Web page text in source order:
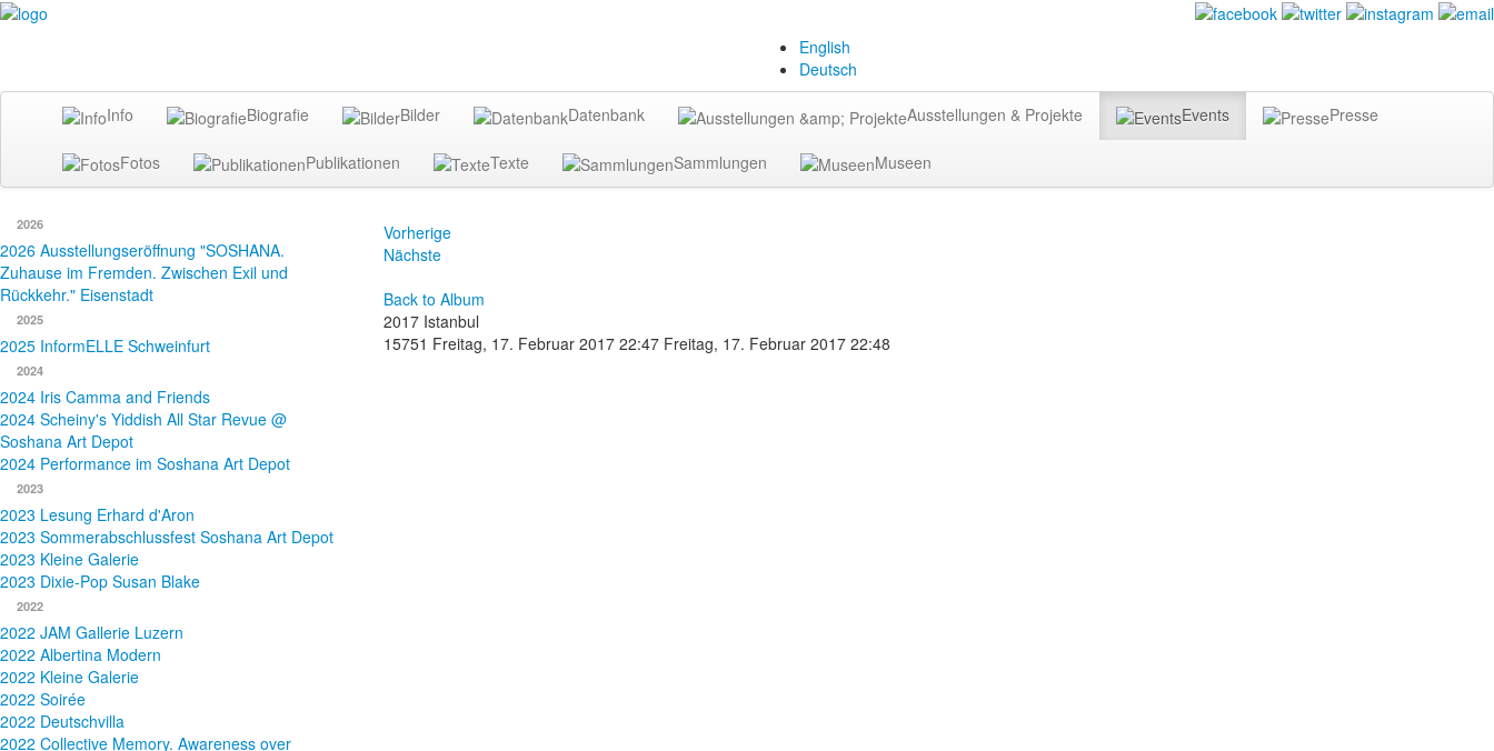
English
Deutsch
Info Biografie Bilder Datenbank Ausstellungen & Projekte Events Presse
Fotos Publikationen Texte Sammlungen Museen
2026
2026 Ausstellungseröffnung "SOSHANA.
Zuhause im Fremden. Zwischen Exil und
Rückkehr." Eisenstadt
2025
2025 InformELLE Schweinfurt
2024
2024 Iris Camma and Friends
2024 Scheiny's Yiddish All Star Revue @
Soshana Art Depot
2024 Performance im Soshana Art Depot
2023
2023 Lesung Erhard d'Aron
2023 Sommerabschlussfest Soshana Art Depot
2023 Kleine Galerie
2023 Dixie-Pop Susan Blake
2022
2022 JAM Gallerie Luzern
2022 Albertina Modern
2022 Kleine Galerie
2022 Soirée
2022 Deutschvilla
2022 Collective Memory. Awareness over
Vorherige
Nächste
Back to Album
2017 Istanbul
15751 Freitag, 17. Februar 2017 22:47 Freitag, 17. Februar 2017 22:48